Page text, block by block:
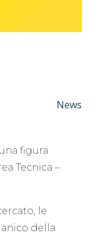
News
figura
Tecnica –
le
della